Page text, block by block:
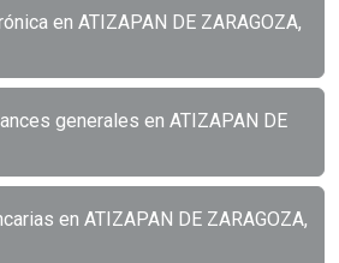
en ATIZAPAN DE ZARAGOZA,
generales en ATIZAPAN DE
en ATIZAPAN DE ZARAGOZA,